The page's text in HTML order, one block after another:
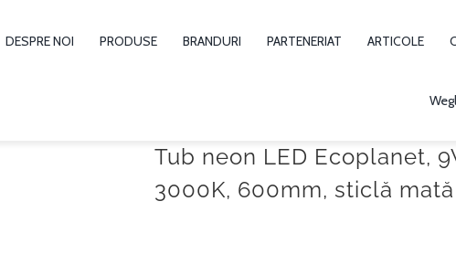
DESPRE NOI PRODUSE BRANDURI PARTENERIAT ARTICOLE
Tub neon LED Ecoplanet,
3000K, 600mm, sticlă mată